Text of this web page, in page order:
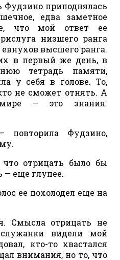
Фудзино приподнялась
едва заметное
что мой ответ ее
низшего ранга
высшего ранга.
в первый же день, в
тетрадь памяти,
у себя в голове. То,
не сможет отнять. А
— это знания.
повторила Фудзино,
отрицать было бы
— еще глупее.
ее похолодел еще на
Смысла отрицать не
видели мой
кто-то хвастался
внимания, но то, что